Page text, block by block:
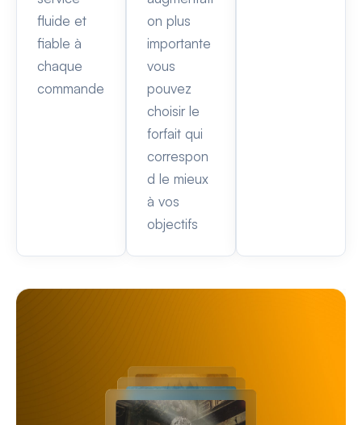
fluide et
fiable à
chaque
commande
on plus
importante
vous
pouvez
choisir le
forfait qui
correspon
d le mieux
à vos
objectifs